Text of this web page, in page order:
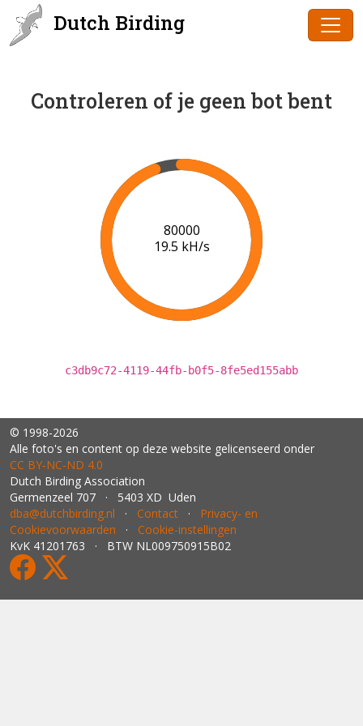
Dutch Birding
Controleren of je geen bot bent
81000
19.3 kH/s
c3db9c72-4119-44fb-b0f5-8fe5ed155abb
© 1998-2026
Alle foto's en content op deze website gelicenseerd onder
CC BY‑NC‑ND 4.0
Dutch Birding Association
Germenzeel 707 · 5403 XD Uden
dba@dutchbirding.nl · Contact · Privacy- en
Cookievoorwaarden · Cookie-instellingen
KvK 41201763 · BTW NL009750915B02